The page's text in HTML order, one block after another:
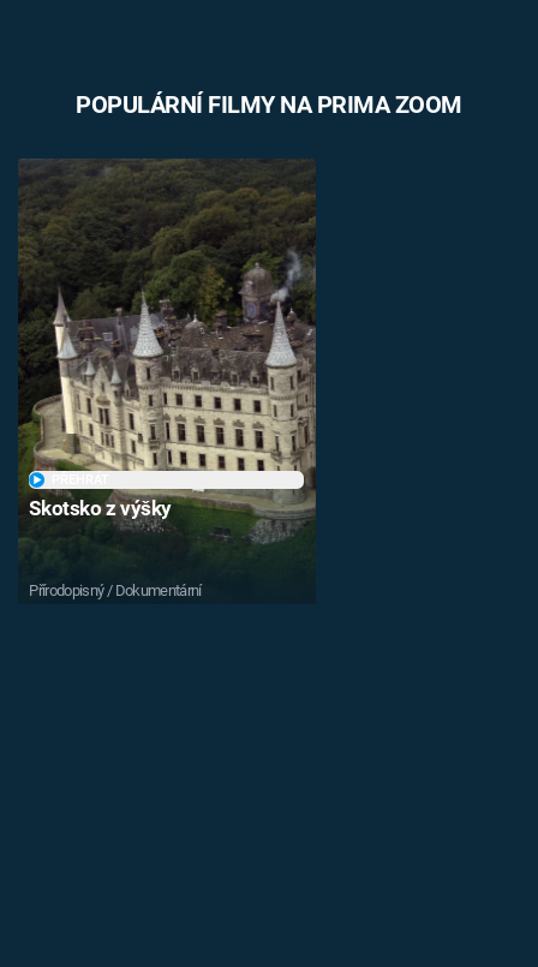
POPULÁRNÍ FILMY NA PRIMA ZOOM
Skotsko z výšky
Přírodopisný / Dokumentární